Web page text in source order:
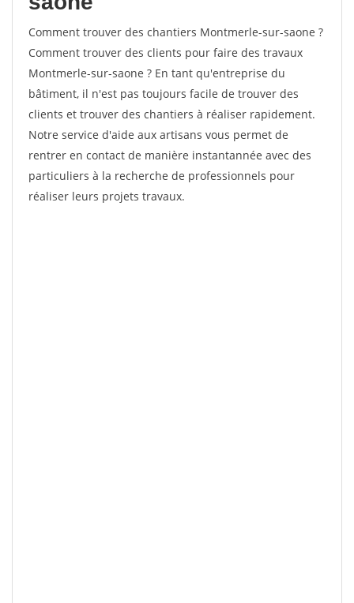
Comment trouver des chantiers Montmerle-sur-saone ?
Comment trouver des clients pour faire des travaux
Montmerle-sur-saone ? En tant qu'entreprise du
bâtiment, il n'est pas toujours facile de trouver des
clients et trouver des chantiers à réaliser rapidement.
Notre service d'aide aux artisans vous permet de
rentrer en contact de manière instantannée avec des
particuliers à la recherche de professionnels pour
réaliser leurs projets travaux.